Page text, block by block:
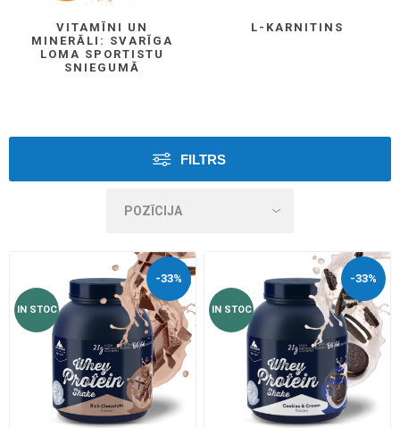
VITAMĪNI UN
MINERĀLI: SVARĪGA
LOMA SPORTISTU
SNIEGUMĀ
L-KARNITINS
FILTRS
-33%
IN STOC
-33%
IN STOC